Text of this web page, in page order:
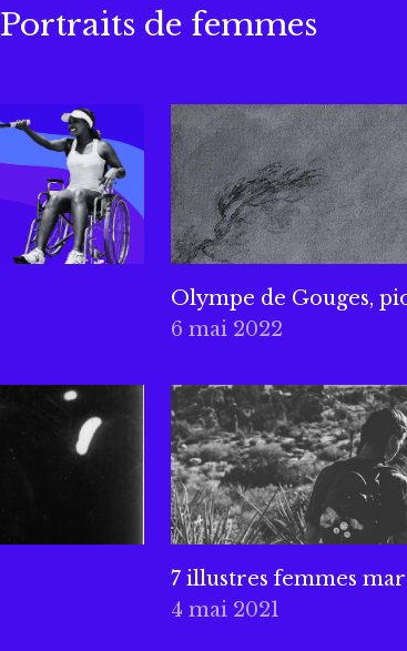
Portraits de femmes
Olympe de Gouges,
6 mai 2022
7 illustres femmes
4 mai 2021